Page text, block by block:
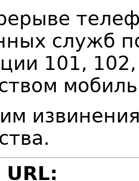
служб
101,